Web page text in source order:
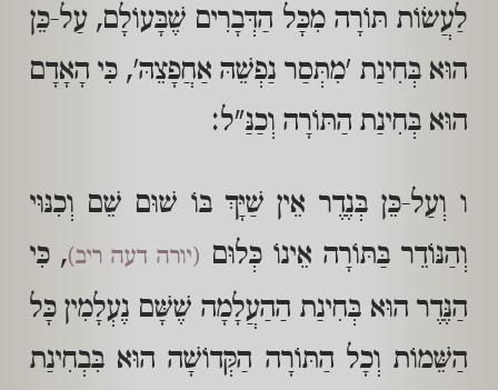
לַעֲשׂוֹת תּוֹרָה מִכָּל הַדְּבָרִים שֶׁבָּעוֹלָם, עַל-כֵּן
הוּא בְּחִינַת 'מִתְּסַר נַפְשֵׁהּ אַחֲפָצֵהּ', כִּי הָאָדָם
הוּא בְּחִינַת הַתּוֹרָה וְכַנַּ"ל:
ו וְעַל-כֵּן בְּנֶדֶר אֵין שַׁיָּךְ בּוֹ שׁוּם שֵׁם וְכִנּוּי
וְהַנּוֹדֵר בַּתּוֹרָה אֵינוֹ כְּלוּם (יורה דעה ריב), כִּי
הַנֶּדֶר הוּא בְּחִינַת הַהַעֲלָמָה שֶׁשָּׁם נֶעְלָמִין כָּל
הַשֵּׁמוֹת וְכָל הַתּוֹרָה הַקְּדוֹשָׁה הוּא בִּבְחִינַת